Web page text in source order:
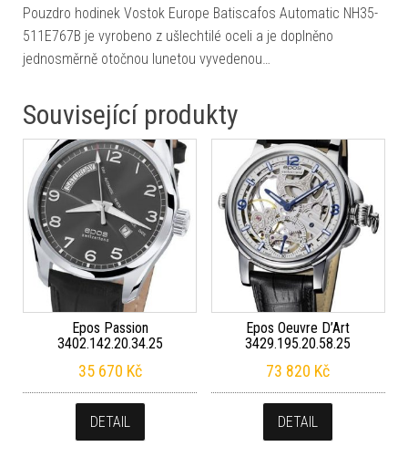
Pouzdro hodinek Vostok Europe Batiscafos Automatic NH35-
511E767B je vyrobeno z ušlechtilé oceli a je doplněno
jednosměrně otočnou lunetou vyvedenou…
Související produkty
Epos Passion
3402.142.20.34.25
35 670 Kč
DETAIL
Epos Oeuvre D’Art
3429.195.20.58.25
73 820 Kč
DETAIL